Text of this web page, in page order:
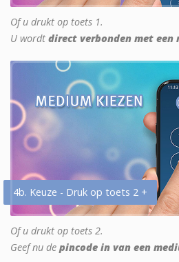
Of u drukt op toets 1.
U wordt direct verbonden met een
4b. Keuze - Druk op toets 2 +
Of u drukt op toets 2.
Geef nu de pincode in van een